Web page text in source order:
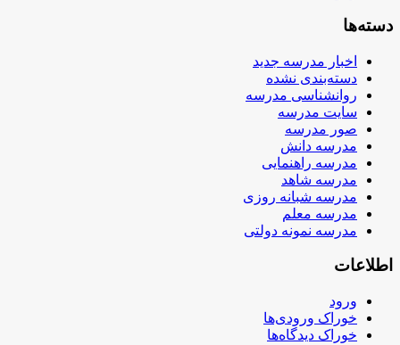
دسته‌ها
اخبار مدرسه جدید
دسته‌بندی نشده
روانشناسی مدرسه
سایت مدرسه
صور مدرسه
مدرسه دانش
مدرسه راهنمایی
مدرسه شاهد
مدرسه شبانه روزی
مدرسه معلم
مدرسه نمونه دولتی
اطلاعات
ورود
خوراک ورودی‌ها
خوراک دیدگاه‌ها